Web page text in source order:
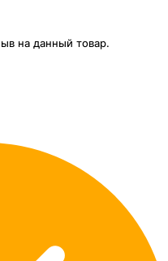
на данный товар.